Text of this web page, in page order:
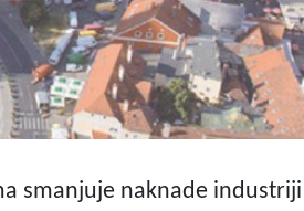
smanjuje naknade industriji